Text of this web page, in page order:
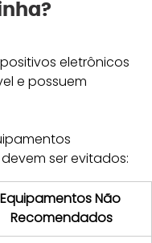
eletrônicos
e possuem
ser evitados:
Equipamentos Não
Recomendados